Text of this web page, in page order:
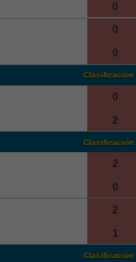
0
0
0
Clasificación
0
2
Clasificación
2
0
2
1
Clasificación